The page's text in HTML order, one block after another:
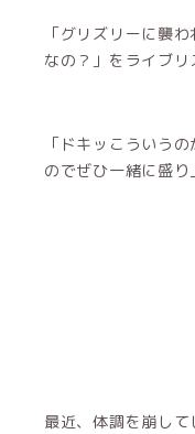
「グリズリーに襲
なの？」をライブリ
「ドキッこういう
のでぜひ一緒に盛り
最近、体調を崩し